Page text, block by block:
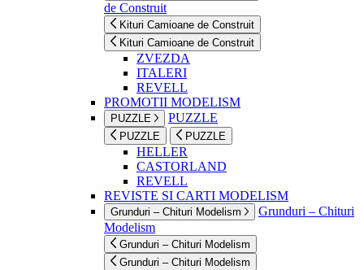
de Construit
Kituri Camioane de Construit
Kituri Camioane de Construit
ZVEZDA
ITALERI
REVELL
PROMOTII MODELISM
PUZZLE PUZZLE
PUZZLE PUZZLE
HELLER
CASTORLAND
REVELL
REVISTE SI CARTI MODELISM
Grunduri – Chituri Modelism
Grunduri – Chituri
Modelism
Grunduri – Chituri Modelism
Grunduri – Chituri Modelism